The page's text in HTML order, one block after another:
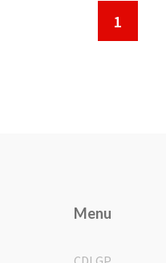
1
Menu